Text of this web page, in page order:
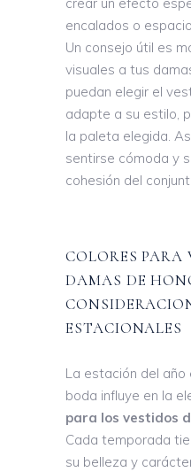
crear un efecto
encalados o
Un consejo útil es
visuales a tus
puedan elegir el
adapte a su estilo,
la paleta elegida.
sentirse cómoda y
cohesión del
COLORES PARA
DAMAS DE
ESTACIONALES
La estación del año
boda influye en la
para los vestidos
Cada temporada
su belleza y